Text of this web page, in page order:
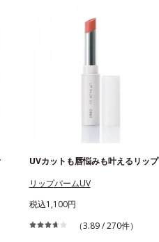
UVカットも唇悩みも叶えるリップ
リップバームUV
税込1,100円
（3.89 / 270件）